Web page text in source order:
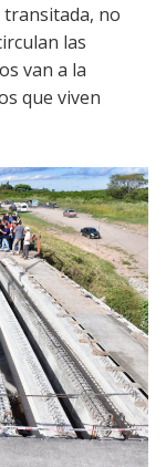
no
las
van a la
que viven